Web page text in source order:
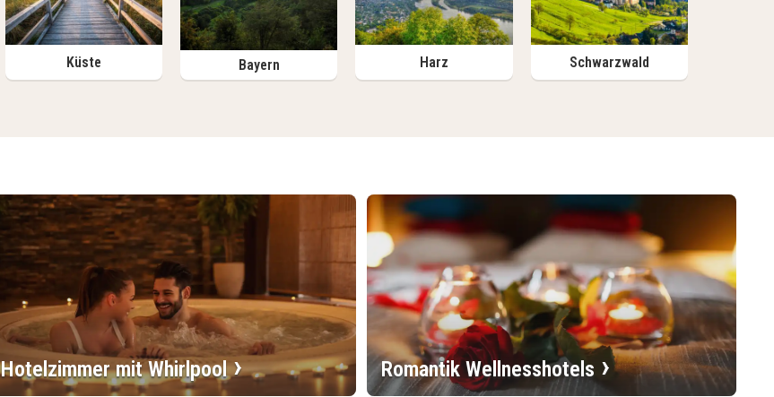
Küste Bayern Harz Schwarzwald
Hotelzimmer mit Whirlpool Romantik Wellnesshotels